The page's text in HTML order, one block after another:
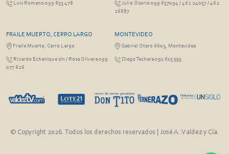
Luis Romano 099 833 478
Julio Osorio 099 637094 / 462 24057 / 462
26887
FRAILE MUERTO, CERRO LARGO
Fraile Muerto, Cerro Largo
Ricardo Echenique s/n / Rosa Olivera 099
077 826
MONTEVIDEO
Gabriel Otero 6603, Montevideo
Diego Techera 091 615 555
© Copyright 2026. Todos los derechos reservados | José A. Valdez y Cía.